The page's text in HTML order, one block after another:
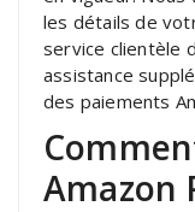
les détails de
service clientèle
assistance
des paiements
Amazon